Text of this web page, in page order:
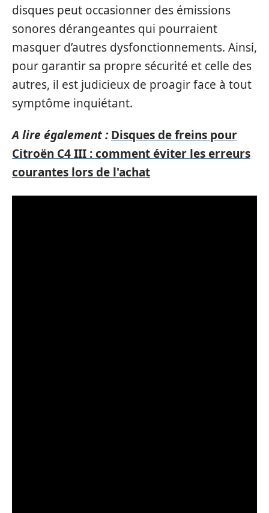
disques peut occasionner des émissions
sonores dérangeantes qui pourraient
masquer d’autres dysfonctionnements. Ainsi,
pour garantir sa propre sécurité et celle des
autres, il est judicieux de proagir face à tout
symptôme inquiétant.
A lire également : Disques de freins pour
Citroën C4 III : comment éviter les erreurs
courantes lors de l'achat